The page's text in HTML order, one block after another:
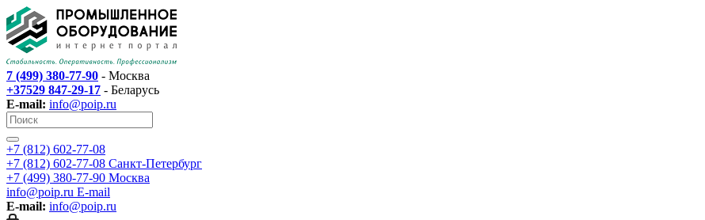
7 (499) 380-77-90 - Москва
+37529 847-29-17 - Беларусь
E-mail: info@poip.ru
+7 (812) 602-77-08
+7 (812) 602-77-08 Санкт-Петербург
+7 (499) 380-77-90 Москва
info@poip.ru E-mail
E-mail: info@poip.ru